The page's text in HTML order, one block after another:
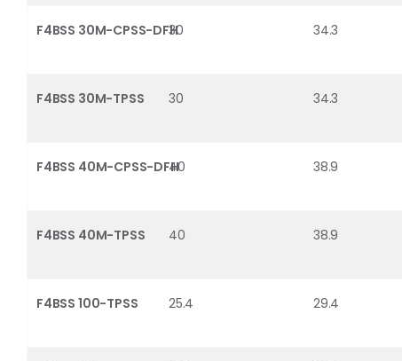
F4BSS 30M-CPSS-DFH
30 34.3
F4BSS 30M-TPSS 30 34.3
F4BSS 40M-CPSS-DFH
40 38.9
F4BSS 40M-TPSS 40 38.9
F4BSS 100-TPSS 25.4 29.4